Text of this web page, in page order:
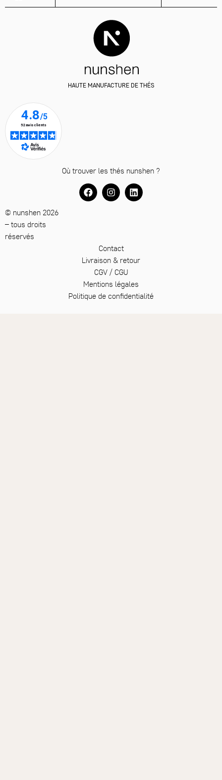
Contact
Livraison & retour
CGV / CGU
Mentions légales
Politique de confidentialité
HAUTE MANUFACTURE DE THÉS
Où trouver les thés nunshen ?
© nunshen 2026
– tous droits
réservés